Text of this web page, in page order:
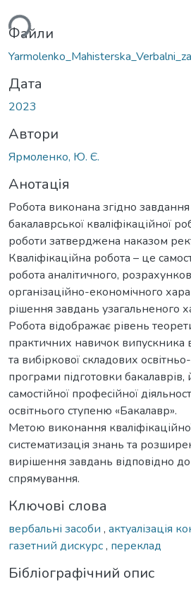
Файли
Дата
2023
Автори
Ярмоленко, Ю. Є.
Анотація
Робота виконана згідно
бакалаврської кваліфікаційної
роботи затверджена наказом
Кваліфікаційна робота – це
робота аналітичного,
організаційно-економічного
рішення завдань узагальненого
Робота відображає рівень
практичних навичок випускника
та вибіркової складових
програми підготовки бакалаврів,
самостійної професійної
освітнього ступеню «Бакалавр».
Метою виконання
систематизація знань та
вирішення завдань відповідно
спрямування.
Ключові слова
вербальні засоби , актуалізація
газетний дискурс, переклад
Бібліографічний опис